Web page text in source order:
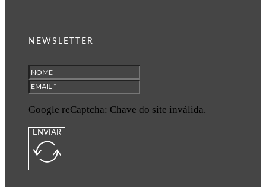
NEWSLETTER
Google reCaptcha: Chave do site inválida.
ENVIAR